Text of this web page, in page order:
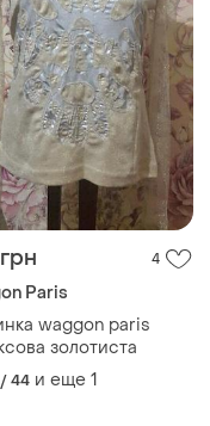
4
Paris
waggon paris
золотиста
44 и еще 1